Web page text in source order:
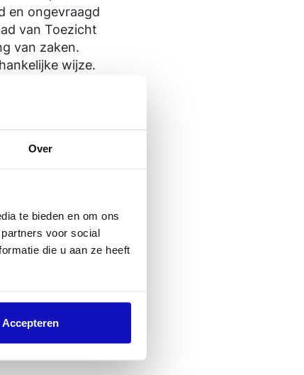
Over
te bieden en om ons
voor social
die u aan ze heeft
Accepteren
en ongevraagd
van Toezicht
van zaken.
wijze.
op welke
de online